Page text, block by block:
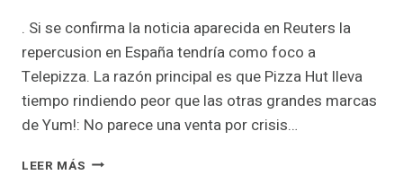
. Si se confirma la noticia aparecida en Reuters la
repercusion en España tendría como foco a
Telepizza. La razón principal es que Pizza Hut lleva
tiempo rindiendo peor que las otras grandes marcas
de Yum!: No parece una venta por crisis…
LEER MÁS PONDRÁ